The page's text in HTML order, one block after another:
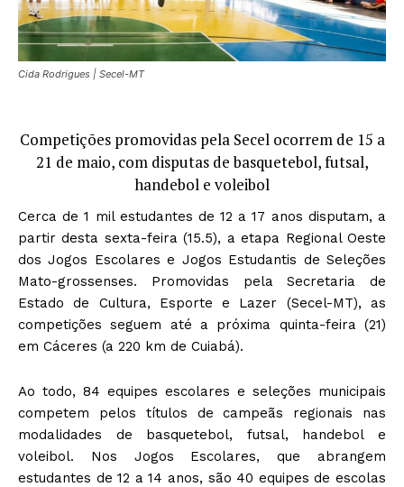
Cida Rodrigues | Secel-MT
Competições promovidas pela Secel ocorrem de 15 a
21 de maio, com disputas de basquetebol, futsal,
handebol e voleibol
Cerca de 1 mil estudantes de 12 a 17 anos disputam, a
partir desta sexta-feira (15.5), a etapa Regional Oeste
dos Jogos Escolares e Jogos Estudantis de Seleções
Mato-grossenses. Promovidas pela Secretaria de
Estado de Cultura, Esporte e Lazer (Secel-MT), as
competições seguem até a próxima quinta-feira (21)
em Cáceres (a 220 km de Cuiabá).
Ao todo, 84 equipes escolares e seleções municipais
competem pelos títulos de campeãs regionais nas
modalidades de basquetebol, futsal, handebol e
voleibol. Nos Jogos Escolares, que abrangem
estudantes de 12 a 14 anos, são 40 equipes de escolas